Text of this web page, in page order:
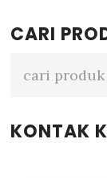
Sidebar
CARI
KONTAK